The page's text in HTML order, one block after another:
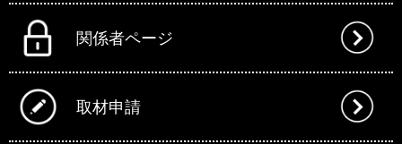
関係者ページ
取材申請